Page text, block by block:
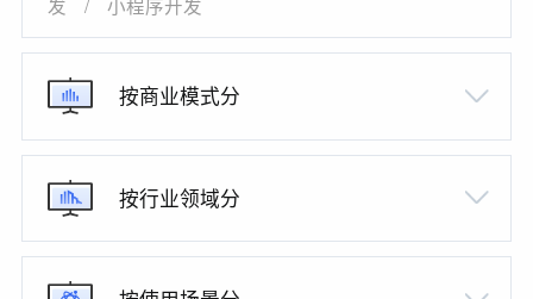
按商业模式分
按行业领域分